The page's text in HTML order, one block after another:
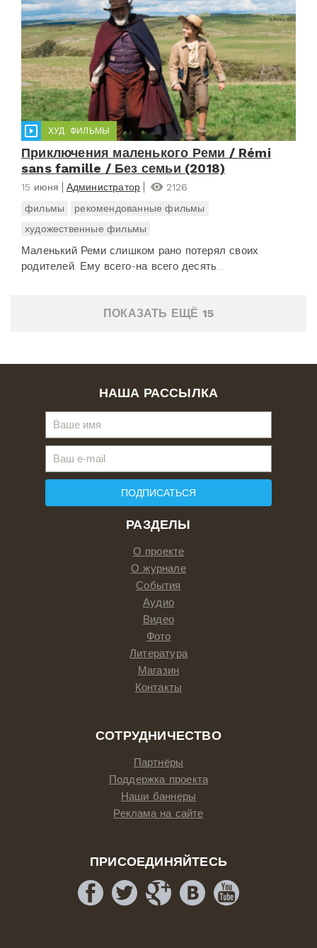
ХУД. ФИЛЬМЫ
Приключения маленького Реми / Rémi
sans famille / Без семьи (2018)
15 июня Администратор
2126
фильмы
рекомендованные фильмы
художественные фильмы
Маленький Реми слишком рано потерял своих
родителей. Ему всего-на всего десять...
ПОКАЗАТЬ ЕЩЁ 15
РАЗДЕЛЫ
О проекте
О журнале
События
Аудио
Видео
Фото
Литература
Магазин
Контакты
СОТРУДНИЧЕСТВО
Партнёры
Поддержка проекта
Наши баннеры
Реклама на сайте
ПРИСОЕДИНЯЙТЕСЬ
НАША РАССЫЛКА
ПОДПИСАТЬСЯ